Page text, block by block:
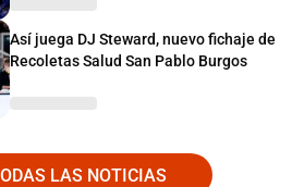
Así juega DJ Steward, nuevo fichaje de
Recoletas Salud San Pablo Burgos
LAS NOTICIAS